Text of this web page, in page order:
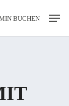
BUCHEN
Menu